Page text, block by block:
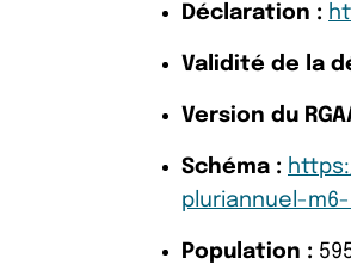
Déclaration :
Validité de la
Version du
Schéma :
pluriannuel-
Population :